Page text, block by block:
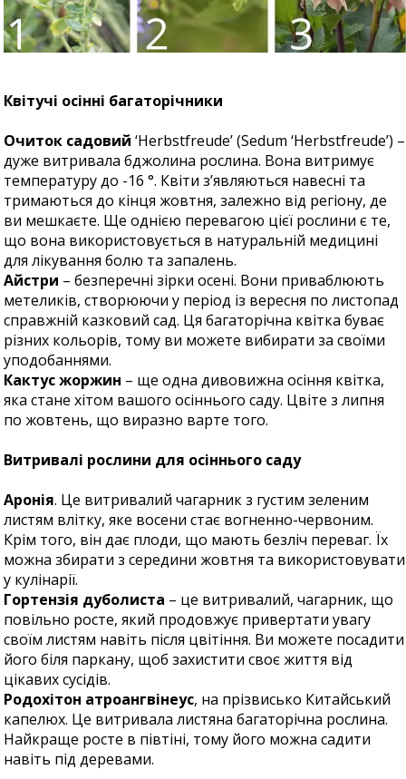
Квітучі осінні багаторічники
Очиток садовий ‘Herbstfreude’ (Sedum ‘Herbstfreude’) –
дуже витривала бджолина рослина. Вона витримує
температуру до -16 °. Квіти з’являються навесні та
тримаються до кінця жовтня, залежно від регіону, де
ви мешкаєте. Ще однією перевагою цієї рослини є те,
що вона використовується в натуральній медицині
для лікування болю та запалень.
Айстри – безперечні зірки осені. Вони приваблюють
метеликів, створюючи у період із вересня по листопад
справжній казковий сад. Ця багаторічна квітка буває
різних кольорів, тому ви можете вибирати за своїми
уподобаннями.
Кактус жоржин – ще одна дивовижна осіння квітка,
яка стане хітом вашого осіннього саду. Цвіте з липня
по жовтень, що виразно варте того.
Витривалі рослини для осіннього саду
Аронія. Це витривалий чагарник з густим зеленим
листям влітку, яке восени стає вогненно-червоним.
Крім того, він дає плоди, що мають безліч переваг. Їх
можна збирати з середини жовтня та використовувати
у кулінарії.
Гортензія дуболиста – це витривалий, чагарник, що
повільно росте, який продовжує привертати увагу
своїм листям навіть після цвітіння. Ви можете посадити
його біля паркану, щоб захистити своє життя від
цікавих сусідів.
Родохітон атроангвінеус, на прізвисько Китайський
капелюх. Це витривала листяна багаторічна рослина.
Найкраще росте в півтіні, тому його можна садити
навіть під деревами.